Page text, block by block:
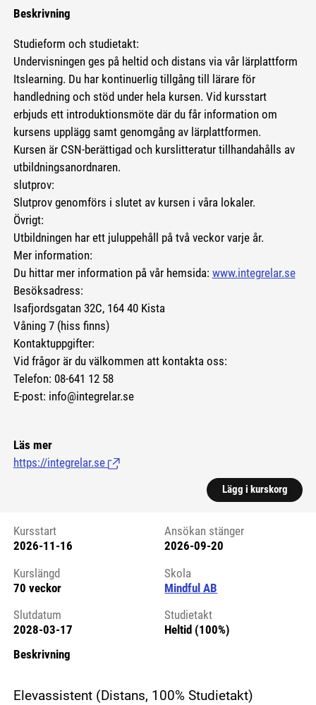
Beskrivning
Studieform och studietakt:
Undervisningen ges på heltid och distans via vår lärplattform
Itslearning. Du har kontinuerlig tillgång till lärare för
handledning och stöd under hela kursen. Vid kursstart
erbjuds ett introduktionsmöte där du får information om
kursens upplägg samt genomgång av lärplattformen.
Kursen är CSN-berättigad och kurslitteratur tillhandahålls av
utbildningsanordnaren.
slutprov:
Slutprov genomförs i slutet av kursen i våra lokaler.
Övrigt:
Utbildningen har ett juluppehåll på två veckor varje år.
Mer information:
Du hittar mer information på vår hemsida: www.integrelar.se
Besöksadress:
Isafjordsgatan 32C, 164 40 Kista
Våning 7 (hiss finns)
Kontaktuppgifter:
Vid frågor är du välkommen att kontakta oss:
Telefon: 08-641 12 58
E-post: info@integrelar.se
Läs mer
https://integrelar.se (Länk till extern sida.)
Lägg i kurskorg
Kursstart 6221279
Kursstart
2026-11-16
Ansökan stänger
2026-09-20
Kurslängd
70 veckor
Skola
Mindful AB
Slutdatum
2028-03-17
Studietakt
Heltid (100%)
Beskrivning
Elevassistent (Distans, 100% Studietakt)